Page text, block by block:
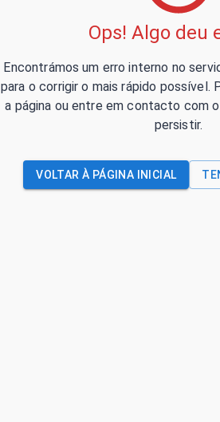
Ops! Algo deu
Encontrámos um erro interno no
para o corrigir o mais rápido possível.
a página ou entre em contacto com
persistir.
VOLTAR À PÁGINA INICIAL